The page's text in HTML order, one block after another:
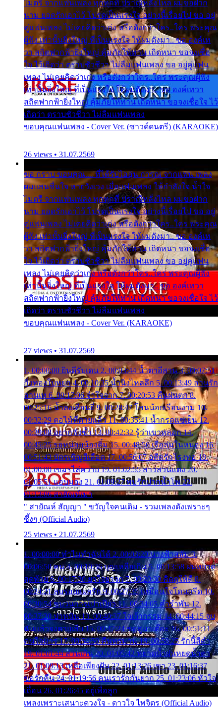
ไมตรี จากแฟนเพลง ทุกทุกที่ ปราณีหลั่งไหล ผมขอฝาก
นาม ยอดรักเอาไว้ โปรดเป็นแรงใจ อย่างนี้เรื่อยไป ขอ อยู่
คู่แฟนเพลง ไม่เคยคิดว่าเก่ง หรือดังกว่าใคร..ใคร พระคุณ
ผู้ฟัง เท่านั้นยิ่งใหญ่ ที่เป็นแรงใจ ให้ผมดังมา.. ขอ องค์เท
วา สถิตฟากฟ้ายิ่งใหญ่ คุ้มภัยให้ท่าน เถิดหนา ขอจงเชื่อ
ใจ ไว้เถิดว่า ตราบชั่วชีวา ไม่ลืมแฟนเพลง ขอ อยู่คู่แฟน
เพลง ไม่เคยคิดว่าเก่ง หรือดังกว่าใคร..ใคร พระคุณผู้ฟัง
เท่านั้นยิ่งใหญ่ ที่เป็นแรงใจ ให้ผมดังมา.. ขอ องค์เทวา
สถิตฟากฟ้ายิ่งใหญ่ คุ้มภัยให้ท่าน เถิดหนา ขอจงเชื่อใจ ไว้
เถิดว่า ตราบชั่วชีวา ไม่ลืมแฟนเพลง
ขอบคุณแฟนเพลง - Cover Ver. (ซาวด์ดนตรี) (KARAOKE)
26 views • 31.07.2569
ขอ กราบ ขอบคุณ.... ที่ได้รับไออุ่น การุณ จากแฟน เพลง
ผมแสนชื่นใจ หายวังเวง เมื่อแฟนเพลง ให้กำลังใจ น้ำใจ
ไมตรี จากแฟนเพลง ทุกทุกที่ ปราณีหลั่งไหล ผมขอฝาก
นาม ยอดรักเอาไว้ โปรดเป็นแรงใจ อย่างนี้เรื่อยไป ขอ อยู่
คู่แฟนเพลง ไม่เคยคิดว่าเก่ง หรือดังกว่าใคร..ใคร พระคุณ
ผู้ฟัง เท่านั้นยิ่งใหญ่ ที่เป็นแรงใจ ให้ผมดังมา.. ขอ องค์เท
วา สถิตฟากฟ้ายิ่งใหญ่ คุ้มภัยให้ท่าน เถิดหนา ขอจงเชื่อ
ใจ ไว้เถิดว่า ตราบชั่วชีวา ไม่ลืมแฟนเพลง ขอ อยู่คู่แฟน
เพลง ไม่เคยคิดว่าเก่ง หรือดังกว่าใคร..ใคร พระคุณผู้ฟัง
เท่านั้นยิ่งใหญ่ ที่เป็นแรงใจ ให้ผมดังมา.. ขอ องค์เทวา
สถิตฟากฟ้ายิ่งใหญ่ คุ้มภัยให้ท่าน เถิดหนา ขอจงเชื่อใจ ไว้
เถิดว่า ตราบชั่วชีวา ไม่ลืมแฟนเพลง
ขอบคุณแฟนเพลง - Cover Ver. (KARAOKE)
27 views • 31.07.2569
1. 00:00:00 ยินดีรับเดน 2. 00:03:44 น้ำตาอีสาน 3. 00:07:51
กิ่งทองใบหยก 4. 00:10:35 น้ำนิ่งไหลลึก 5. 00:13:49 ลานรัก
ลานเท 6. 00:17:06 จำใจจาก 7. 00:20:53 คืนฝนตก 8.
00:25:16 น้ำลงเดือนยี่ 9. 00:28:47 โสนน้อยเรือนงาม 10.
00:32:29 ตอไม้ที่ตายแล้ว 11. 00:35:41 น้ำกรดแช่เย็น 12.
00:39:08 อยากฟังซ้ำ 13. 00:42:32 รู้ว่าเขาหลอก 14.
00:45:25 รอหน่อยน้องติ๋ม 15. 00:48:56 เรือล่มในหนอง 16.
00:51:43 บัตรเชิญสีเลือด 17. 00:56:07 อดีตรักโรงทอ 18.
01:00:00 เขมรไล่ควาย 19. 01:02:55 สาวสวนแตง 20.
01:05:51 แอบมอง 21. 01:09:27 พบรักปากน้ำโพ 22.
01:13:06 สายัณห์เมา
" สายัณห์ สัญญา " ขวัญใจคนเดิม - รวมเพลงดังเพราะๆ
ซึ้งๆ (Official Audio)
25 views • 21.07.2569
1. 00:00:00 ทำไมทำฉันได้ 2. 00:03:20 นางฟ้าสลัม 3.
00:06:50 คน 4. 00:10:36 บุญเหลือเกิน 5. 00:13:58 ฝนหยาด
สุดท้าย 6. 00:17:30 ยาใจยาจก 7. 00:20:30 คิดดูให้ดี 8.
00:24:21 ลบรอยแผลรัก 9. 00:27:35 เหมือนใจโดนกรีด 10.
00:30:54 ขบวนการเปาเปียว 11. 00:34:05 คำรำพัน 12.
00:37:20 ปาหนัน 13. 00:40:37 ใจเจ้ากรรม 14. 00:44:15 จูบ
ฉันแล้วจงตายเสีย 15. 00:47:24 ขอสูมาเต๊อะ 16. 00:51:11
คนใจมาร 17. 00:54:50 คืนทรมาน 18. 00:58:25 รักนี้สีดำ
19. 01:01:44 ส่วนเกิน 20. 01:05:42 หยาดน้ำฝนหยดน้ำตา
21. 01:09:13 เหลือเพียงฝัน 22. 01:13:26 เขา 23. 01:16:37
ขอรักคืน 24. 01:19:56 คนเรารักกันยาก 25. 01:23:06 หัวใจ
เถื่อน 26. 01:26:45 อยู่เพื่อลูก
เพลงเพราะเสนาะดวงใจ - ดาวใจ ไพจิตร (Official Audio)